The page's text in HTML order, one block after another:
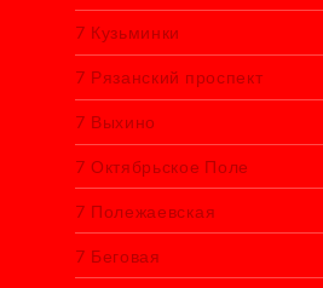
7 Кузьминки
7 Рязанский проспект
7 Выхино
7 Октябрьское Поле
7 Полежаевская
7 Беговая